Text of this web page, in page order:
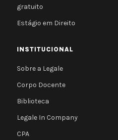
gratuito
Estágio em Direito
INSTITUCIONAL
Sobre a Legale
Corpo Docente
Biblioteca
Legale In Company
CPA